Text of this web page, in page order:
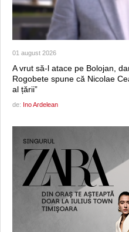
01 august 2026
A vrut să-l atace pe Bolojan,
Rogobete spune că Nicolae
al țării”
de: Ino Ardelean